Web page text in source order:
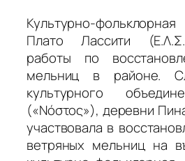
Культурно-
Плато Лассити
работы по
мельниц в районе.
культурного
(«Νόστος»), деревни
участвовала в
ветряных мельниц на